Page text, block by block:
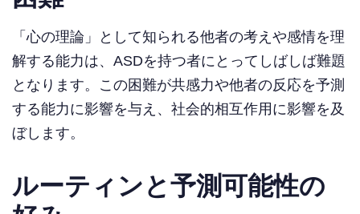
「心の理論」として知られる他者の考えや感情を理
解する能力は、ASDを持つ者にとってしばしば難題
となります。この困難が共感力や他者の反応を予測
する能力に影響を与え、社会的相互作用に影響を及
ぼします。
ルーティンと予測可能性の